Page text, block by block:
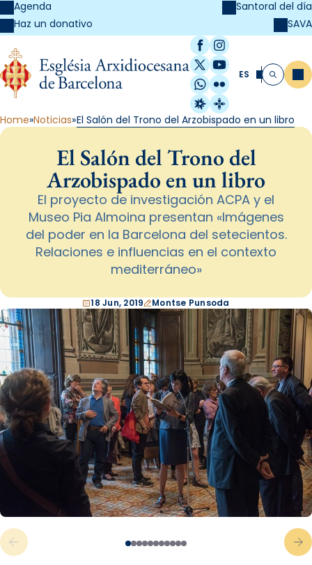
Agenda
Haz un donativo
Santoral del día
SAVA
Facebook
Instagram
X / Twitter
YouTube
WhatsApp
Flickr
Radio Estel
Catalunya
ES Buscar
Home Noticias El Salón del Trono del Arzobispado en un libro
El Salón del Trono del
Arzobispado en un libro
El proyecto de investigación ACPA y el
Museo Pia Almoina presentan «Imágenes
del poder en la Barcelona del setecientos.
Relaciones e influencias en el contexto
mediterráneo»
18 Jun, 2019 Montse Punsoda